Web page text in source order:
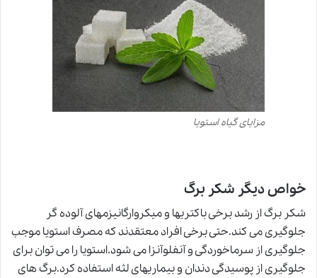
مزایای گیاه استویا
خواص دیگر شکر برگ
شکر برگ از رشد برخی باکتری­ها و میکروارگانیزم­های آلوده­ گر
جلوگیری می­ کند.حتی برخی افراد معتقدند که مصرف استویا موجب
جلوگیری از سرماخوردگی و آنفلوآنزا می­ شود.استویا را می­ توان برای
جلوگیری از پوسیدگی­ دندان و بیماری­های لثه استفاده کرد.برگ­ های